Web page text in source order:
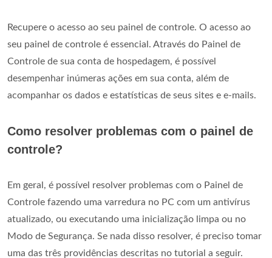
Recupere o acesso ao seu painel de controle. O acesso ao
seu painel de controle é essencial. Através do Painel de
Controle de sua conta de hospedagem, é possível
desempenhar inúmeras ações em sua conta, além de
acompanhar os dados e estatísticas de seus sites e e-mails.
Como resolver problemas com o painel de
controle?
Em geral, é possível resolver problemas com o Painel de
Controle fazendo uma varredura no PC com um antivírus
atualizado, ou executando uma inicialização limpa ou no
Modo de Segurança. Se nada disso resolver, é preciso tomar
uma das três providências descritas no tutorial a seguir.